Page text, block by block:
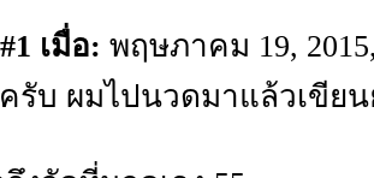
เมื่อ: พฤษภาคม 19,
รับ ผมไปนวดมาแล้วเขียน